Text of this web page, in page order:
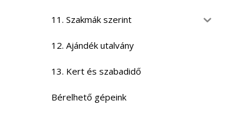
11. Szakmák szerint
12. Ajándék utalvány
13. Kert és szabadidő
Bérelhető gépeink